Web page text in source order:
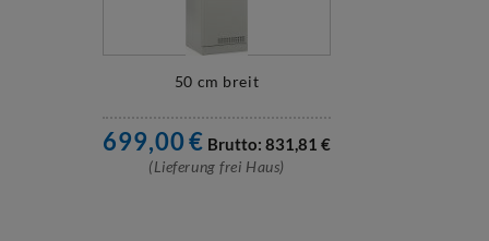
50 cm breit
699,00€ Brutto: 831,81 €
(Lieferung frei Haus)